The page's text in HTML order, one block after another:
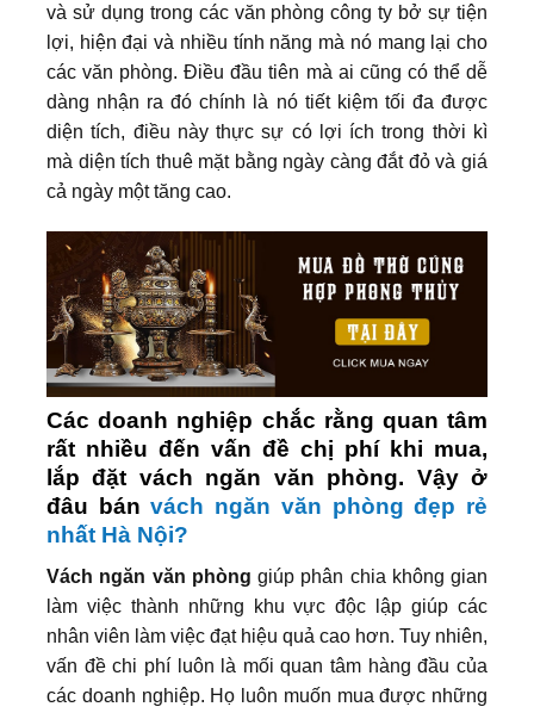
và sử dụng trong các văn phòng công ty bở sự tiện
lợi, hiện đại và nhiều tính năng mà nó mang lại cho
các văn phòng. Điều đầu tiên mà ai cũng có thể dễ
dàng nhận ra đó chính là nó tiết kiệm tối đa được
diện tích, điều này thực sự có lợi ích trong thời kì
mà diện tích thuê mặt bằng ngày càng đắt đỏ và giá
cả ngày một tăng cao.
Các doanh nghiệp chắc rằng quan tâm
rất nhiều đến vấn đề chị phí khi mua,
lắp đặt vách ngăn văn phòng. Vậy ở
đâu bánvách ngăn văn phòng đẹp rẻ
nhất Hà Nội?
Vách ngăn văn phòng giúp phân chia không gian
làm việc thành những khu vực độc lập giúp các
nhân viên làm việc đạt hiệu quả cao hơn. Tuy nhiên,
vấn đề chi phí luôn là mối quan tâm hàng đầu của
các doanh nghiệp. Họ luôn muốn mua được những